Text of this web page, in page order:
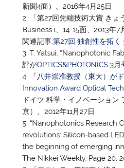
新聞4面）、2016年4月25日
「第27回先端技術大賞 き
Business i、14-15面、2013年7
関連記事:第27回 独創性を拓
T. Yatsui, “Nanophotonic
評がOPTICS&PHOTONICS 3月
「八井崇准教授（東大）が
Innovation Award Optical
ドイツ 科学・イノベーション
京）、2012年11月27日
“Nanophotonics Research
revolutions: Silicon-based
the beginning of emerging
The Nikkei Weekly, Page 20,